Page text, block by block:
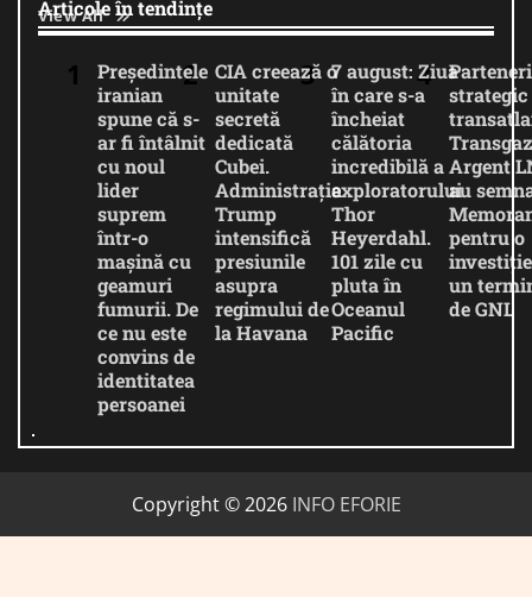
Articole în tendințe
View All
Președintele
iranian
spune că s-
ar fi întâlnit
cu noul
lider
suprem
într-o
mașină cu
geamuri
fumurii. De
ce nu este
convins de
identitatea
persoanei
CIA creează o
unitate
secretă
dedicată
Cubei.
Administrația
Trump
intensifică
presiunile
asupra
regimului de
la Havana
7 august: Ziua
în care s-a
încheiat
călătoria
incredibilă a
exploratorului
Thor
Heyerdahl.
101 zile cu
pluta în
Oceanul
Pacific
strategic
Argent
au
pentru o
un
de GNL
Copyright © 2026 INFO EFORIE